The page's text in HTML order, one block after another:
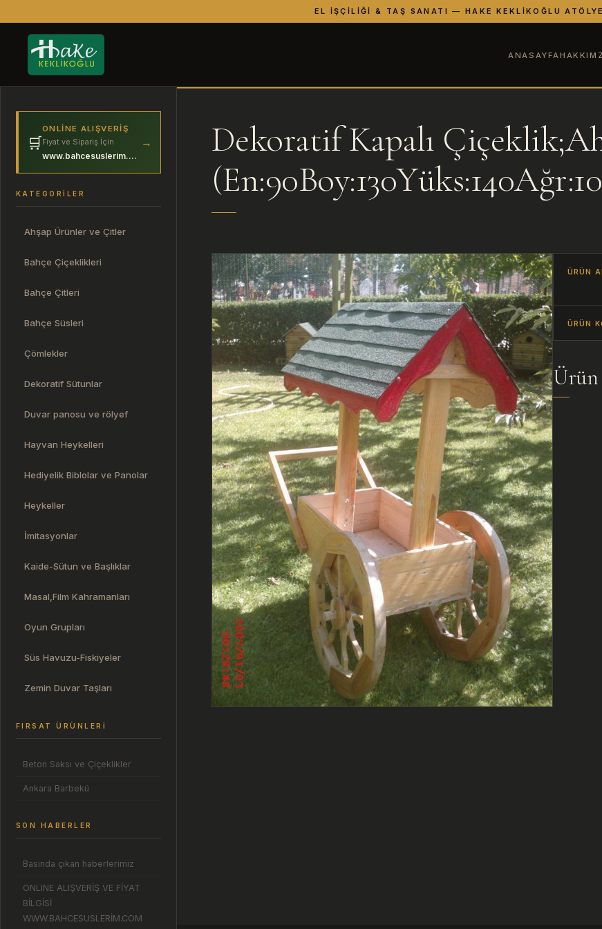
EL İŞÇILIĞI & TAŞ SANATI — HAKE KEKLIKOĞLU
ANASAYFA
🛒
ONLINE ALIŞVERIŞ
Fiyat ve Sipariş İçin
www.bahcesuslerim.com
→
KATEGORILER
Ahşap Ürünler ve Çitler
Bahçe Çiçeklikleri
Bahçe Çitleri
Bahçe Süsleri
Çömlekler
Dekoratif Sütunlar
Duvar panosu ve rölyef
Hayvan Heykelleri
Hediyelik Biblolar ve Panolar
Heykeller
İmitasyonlar
Kaide-Sütun ve Başlıklar
Masal,Film Kahramanları
Oyun Grupları
Süs Havuzu-Fiskiyeler
Zemin Duvar Taşları
FIRSAT ÜRÜNLERI
Beton Saksı ve Çiçeklikler
Ankara Barbekü
SON HABERLER
Basında çıkan haberlerimiz
ONLINE ALIŞVERİŞ VE FİYAT
BİLGİSİ
WWW.BAHCESUSLERİM.COM
Dekoratif Kapalı
ÜRÜN
ÜRÜN
Ürün